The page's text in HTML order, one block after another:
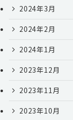
2024年3月
2024年2月
2024年1月
2023年12月
2023年11月
2023年10月